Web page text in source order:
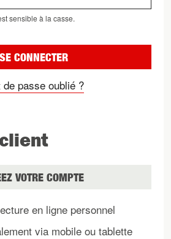
sensible à la casse.
de passe oublié ?
VOTRE COMPTE
en ligne personnel
via mobile ou tablette